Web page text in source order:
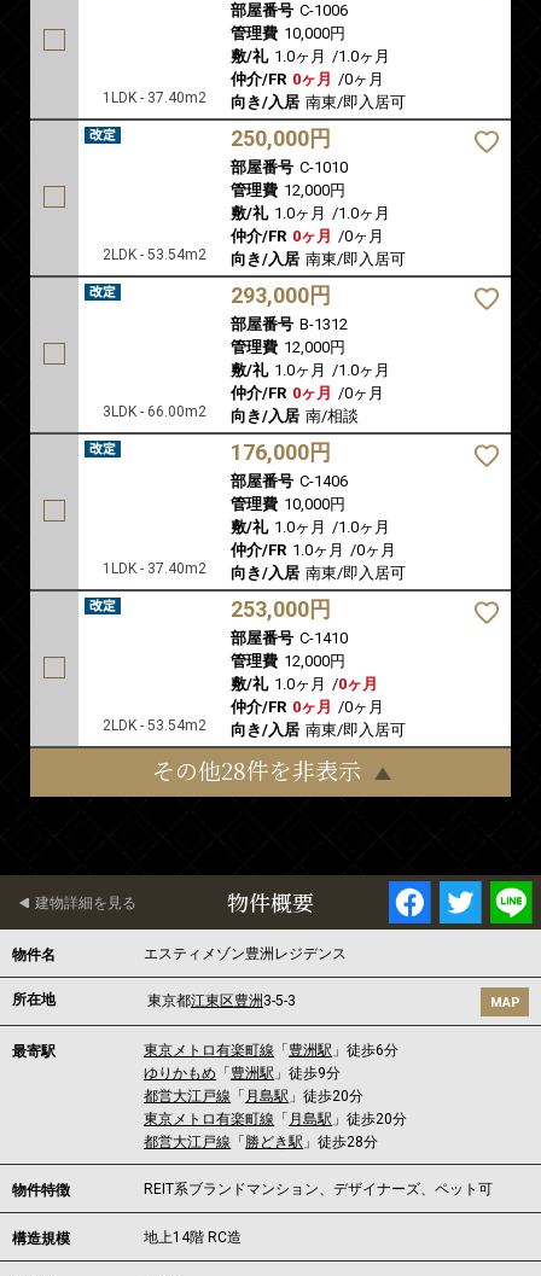
1LDK - 37.40m2
部屋番号 C-1006
管理費 10,000円
敷/礼 1.0ヶ月 /1.0ヶ月
仲介/FR 0ヶ月 /0ヶ月
向き/入居 南東/即入居可
2LDK - 53.54m2
250,000円
部屋番号 C-1010
管理費 12,000円
敷/礼 1.0ヶ月 /1.0ヶ月
仲介/FR 0ヶ月 /0ヶ月
向き/入居 南東/即入居可
3LDK - 66.00m2
293,000円
部屋番号 B-1312
管理費 12,000円
敷/礼 1.0ヶ月 /1.0ヶ月
仲介/FR 0ヶ月 /0ヶ月
向き/入居 南/相談
1LDK - 37.40m2
176,000円
部屋番号 C-1406
管理費 10,000円
敷/礼 1.0ヶ月 /1.0ヶ月
仲介/FR 1.0ヶ月 /0ヶ月
向き/入居 南東/即入居可
2LDK - 53.54m2
253,000円
部屋番号 C-1410
管理費 12,000円
敷/礼 1.0ヶ月 /0ヶ月
仲介/FR 0ヶ月 /0ヶ月
向き/入居 南東/即入居可
その他28件を非表示
物件概要
建物詳細を見る
物件名 エスティメゾン豊洲レジデンス
所在地 東京都江東区豊洲 3-5-3 MAP
最寄駅 東京メトロ有楽町線 「 豊洲駅 」徒歩6分
ゆりかもめ 「 豊洲駅 」徒歩9分
都営大江戸線 「 月島駅 」徒歩20分
東京メトロ有楽町線 「 月島駅 」徒歩20分
都営大江戸線 「 勝どき駅 」徒歩28分
物件特徴 REIT系ブランドマンション、デザイナーズ、ペット可
構造規模 地上14階 RC造